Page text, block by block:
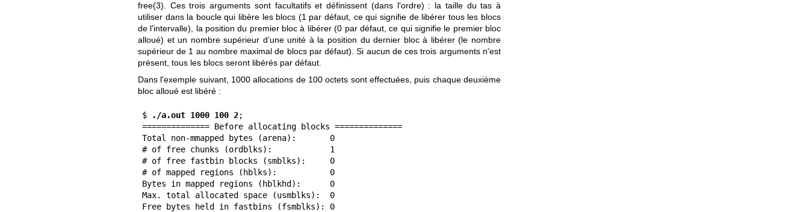
free(3). Ces trois arguments sont facultatifs et définissent (dans l'ordre) : la taille du tas à
utiliser dans la boucle qui libère les blocs (1 par défaut, ce qui signifie de libérer tous les blocs
de l'intervalle), la position du premier bloc à libérer (0 par défaut, ce qui signifie le premier bloc
alloué) et un nombre supérieur d’une unité à la position du dernier bloc à libérer (le nombre
supérieur de 1 au nombre maximal de blocs par défaut). Si aucun de ces trois arguments n'est
présent, tous les blocs seront libérés par défaut.
Dans l'exemple suivant, 1000 allocations de 100 octets sont effectuées, puis chaque deuxième
bloc alloué est libéré :
$ ./a.out 1000 100 2;
============== Before allocating blocks ==============
Total non-mmapped bytes (arena):       0
# of free chunks (ordblks):            1
# of free fastbin blocks (smblks):     0
# of mapped regions (hblks):           0
Bytes in mapped regions (hblkhd):      0
Max. total allocated space (usmblks):  0
Free bytes held in fastbins (fsmblks): 0